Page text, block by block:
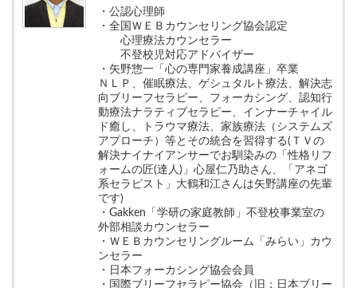
・公認心理師
・全国ＷＥＢカウンセリング協会認定
心理療法カウンセラー
不登校児対応アドバイザー
・矢野惣一「心の専門家養成講座」卒業
ＮＬＰ、催眠療法、ゲシュタルト療法、解決志
向ブリーフセラピー、フォーカシング、認知行
動療法ナラティブセラピー、インナーチャイル
ド癒し、トラウマ療法、家族療法（システムズ
アプローチ）等とその統合を習得する(ＴＶの
解決ナイナイアンサーでお馴染みの「性格リフ
ォームの匠(達人)」心屋仁乃助さん、「アネゴ
系セラピスト」大鶴和江さんは矢野講座の先輩
です)
・Gakken「学研の家庭教師」不登校事業室の
外部相談カウンセラー
・ＷＥＢカウンセリングルーム「みらい」カウ
ンセラー
・日本フォーカシング協会会員
・国際ブリーフセラピー協会（旧：日本ブリー